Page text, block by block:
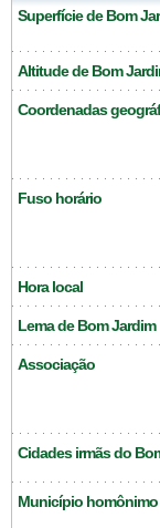
Superfície de Bom
Altitude de Bom
Coordenadas
Fuso horário
Hora local
Lema de Bom Jardim
Associação
Cidades irmãs do
Município homônimo